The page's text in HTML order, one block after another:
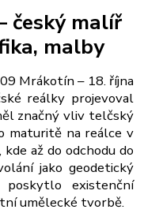
český malíř
malby
Mrákotín – 18. října
reálky projevoval
značný vliv telčský
maturitě na reálce v
až do odchodu do
jako geodetický
existenční
umělecké tvorbě.